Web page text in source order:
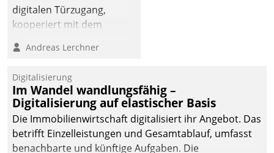
digitalen Türzugang,
kooperiert mit dem
Softwareentwicklungshaus
Andreas Lerchner
Digitalisierung
Im Wandel wandlungsfähig –
Digitalisierung auf elastischer Basis
Die Immobilienwirtschaft digitalisiert ihr Angebot. Das
betrifft Einzelleistungen und Gesamtablauf, umfasst
benachbarte und künftige Aufgaben. Die